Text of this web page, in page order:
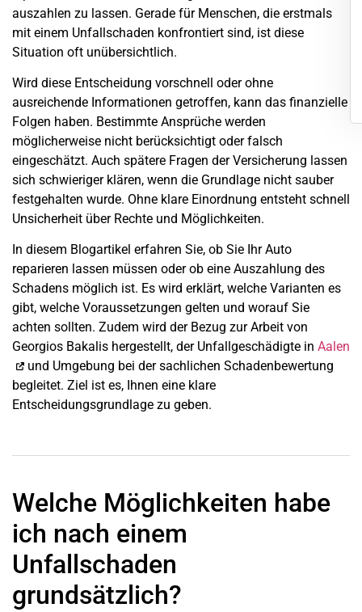
auszahlen zu lassen. Gerade für Menschen, die erstmals
mit einem Unfallschaden konfrontiert sind, ist diese
Situation oft unübersichtlich.
Wird diese Entscheidung vorschnell oder ohne
ausreichende Informationen getroffen, kann das finanzielle
Folgen haben. Bestimmte Ansprüche werden
möglicherweise nicht berücksichtigt oder falsch
eingeschätzt. Auch spätere Fragen der Versicherung lassen
sich schwieriger klären, wenn die Grundlage nicht sauber
festgehalten wurde. Ohne klare Einordnung entsteht schnell
Unsicherheit über Rechte und Möglichkeiten.
In diesem Blogartikel erfahren Sie, ob Sie Ihr Auto
reparieren lassen müssen oder ob eine Auszahlung des
Schadens möglich ist. Es wird erklärt, welche Varianten es
gibt, welche Voraussetzungen gelten und worauf Sie
achten sollten. Zudem wird der Bezug zur Arbeit von
Georgios Bakalis hergestellt, der Unfallgeschädigte in Aalen
und Umgebung bei der sachlichen Schadenbewertung
begleitet. Ziel ist es, Ihnen eine klare
Entscheidungsgrundlage zu geben.
Welche Möglichkeiten habe
ich nach einem
Unfallschaden
grundsätzlich?